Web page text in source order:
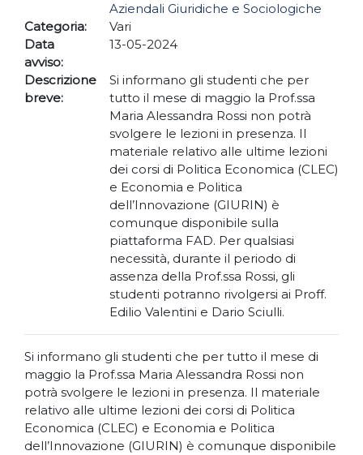
Aziendali Giuridiche e Sociologiche
Categoria:
Vari
Data
avviso:
13-05-2024
Descrizione
breve:
Si informano gli studenti che per
tutto il mese di maggio la Prof.ssa
Maria Alessandra Rossi non potrà
svolgere le lezioni in presenza. Il
materiale relativo alle ultime lezioni
dei corsi di Politica Economica (CLEC)
e Economia e Politica
dell’Innovazione (GIURIN) è
comunque disponibile sulla
piattaforma FAD. Per qualsiasi
necessità, durante il periodo di
assenza della Prof.ssa Rossi, gli
studenti potranno rivolgersi ai Proff.
Edilio Valentini e Dario Sciulli.
Si informano gli studenti che per tutto il mese di
maggio la Prof.ssa Maria Alessandra Rossi non
potrà svolgere le lezioni in presenza. Il materiale
relativo alle ultime lezioni dei corsi di Politica
Economica (CLEC) e Economia e Politica
dell’Innovazione (GIURIN) è comunque disponibile